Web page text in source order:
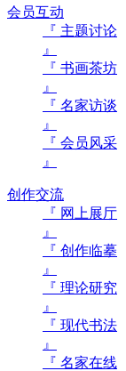
会员互动
『 主题讨论
』
『 书画茶坊
』
『 名家访谈
』
『 会员风采
』
创作交流
『 网上展厅
』
『 创作临摹
』
『 理论研究
』
『 现代书法
』
『 名家在线